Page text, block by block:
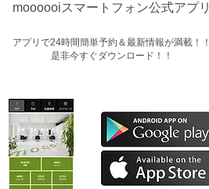
moooooiスマートフォン公式アプリ​
​アプリで24時間簡単予約＆最新情報が満載！！
是非今すぐダウンロード！！